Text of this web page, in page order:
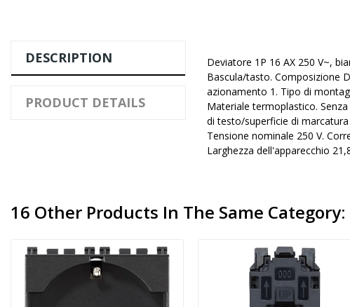
DESCRIPTION
PRODUCT DETAILS
Deviatore 1P 16 AX 250 V~,
Bascula/tasto. Composizione
azionamento 1. Tipo di
Materiale termoplastico.
di testo/superficie di
Tensione nominale 250 V.
Larghezza dell'apparecchio
16 Other Products In The Same Category: